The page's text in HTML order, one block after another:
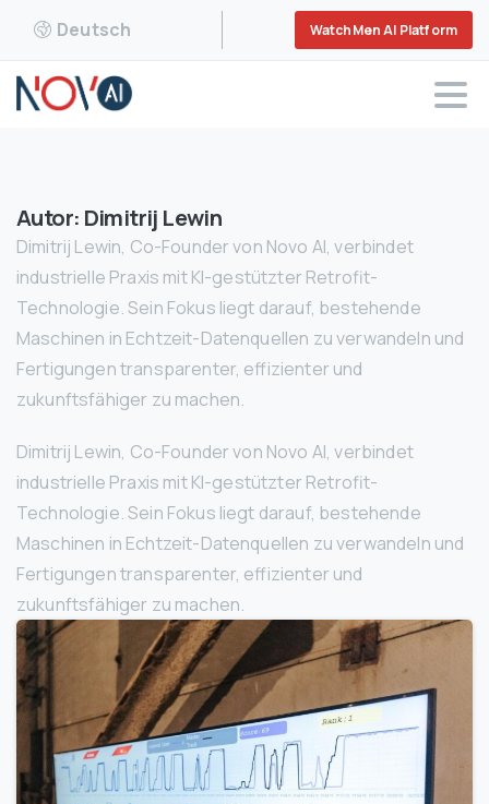
Deutsch WatchMen AI Platform
Autor: Dimitrij Lewin
Dimitrij Lewin, Co-Founder von Novo AI, verbindet
industrielle Praxis mit KI-gestützter Retrofit-
Technologie. Sein Fokus liegt darauf, bestehende
Maschinen in Echtzeit-Datenquellen zu verwandeln und
Fertigungen transparenter, effizienter und
zukunftsfähiger zu machen.
Dimitrij Lewin, Co-Founder von Novo AI, verbindet
industrielle Praxis mit KI-gestützter Retrofit-
Technologie. Sein Fokus liegt darauf, bestehende
Maschinen in Echtzeit-Datenquellen zu verwandeln und
Fertigungen transparenter, effizienter und
zukunftsfähiger zu machen.